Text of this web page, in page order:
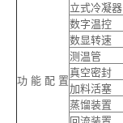
功 能 配 置
立式冷凝器
数字温控
数显转速
测温管
真空密封
加料活塞
蒸馏装置